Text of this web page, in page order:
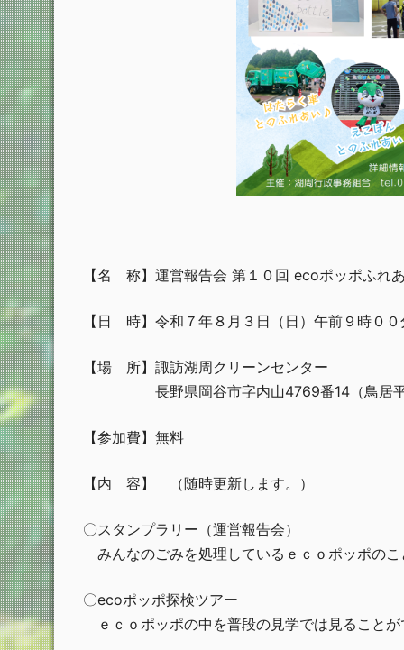
【名 称】運営報告会 第１０回 ecoポッポふれ
【日 時】令和７年８月３日（日）午前９時０
【場 所】諏訪湖周クリーンセンター
長野県岡谷市字内山4769番14（鳥居平
【参加費】無料
【内 容】 （随時更新します。）
〇スタンプラリー（運営報告会）
みんなのごみを処理しているｅｃｏポッポの
〇ecoポッポ探検ツアー
ｅｃｏポッポの中を普段の見学では見ること